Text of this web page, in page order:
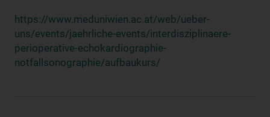
https://www.meduniwien.ac.at/web/ueber-
uns/events/jaehrliche-events/interdisziplinaere-
perioperative-echokardiographie-
notfallsonographie/aufbaukurs/